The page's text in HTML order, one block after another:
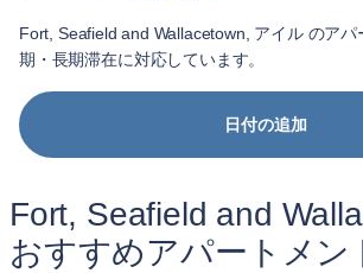
Fort, Seafield and Wallacetown, アイル のア
期・長期滞在に対応しています。
日付の追加
Fort, Seafield and
おすすめアパートメン